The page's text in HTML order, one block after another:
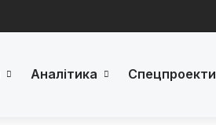
Аналітика Спецпроекти